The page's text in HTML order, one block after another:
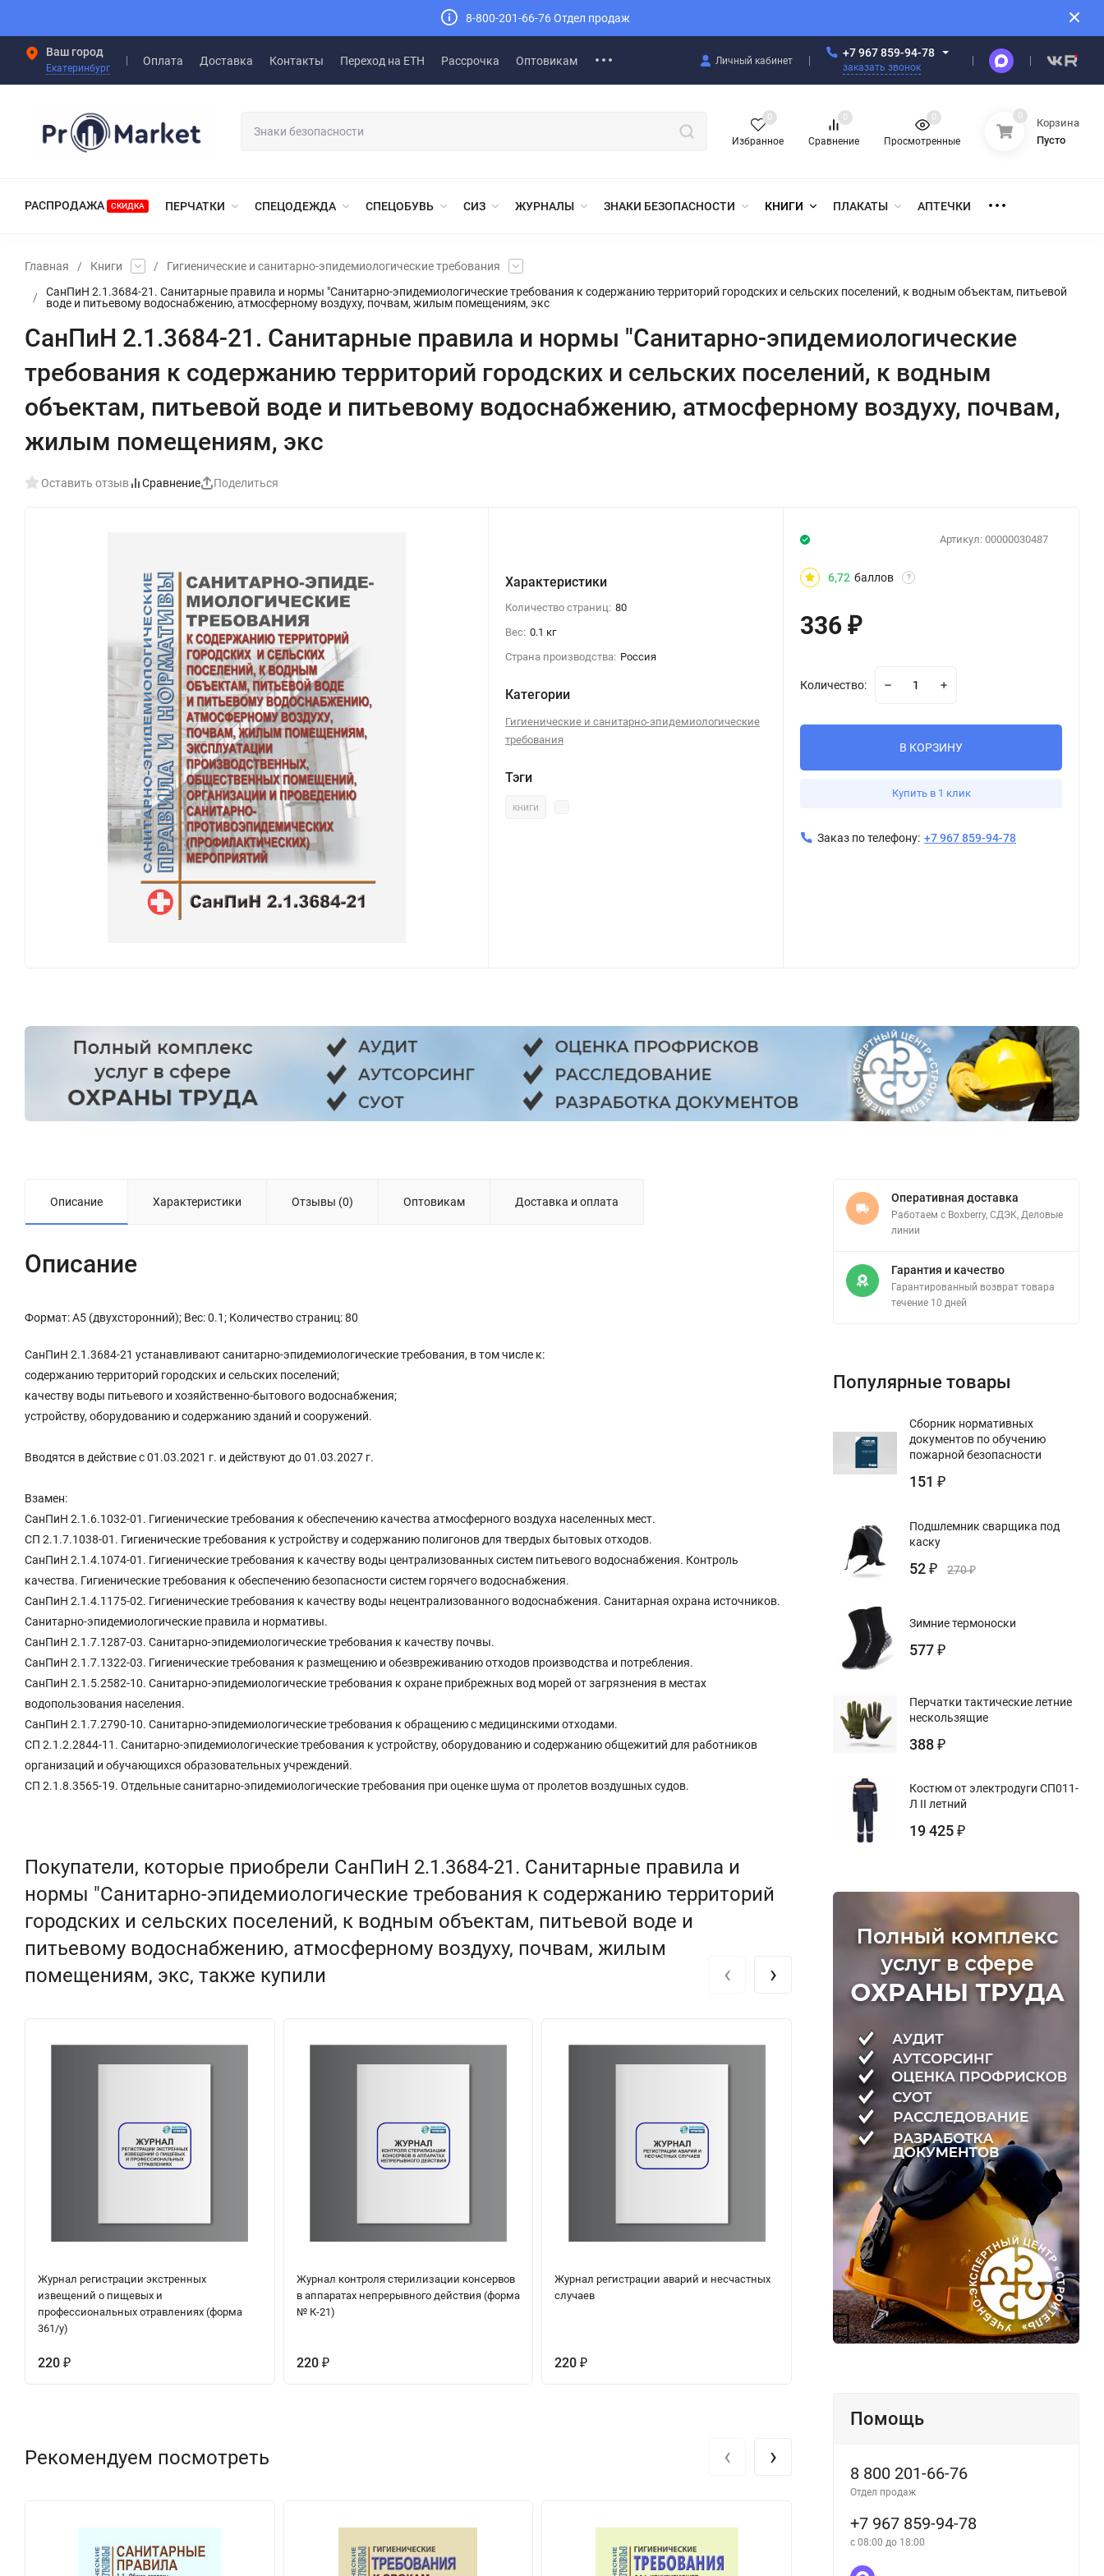
8-800-201-66-76 Отдел продаж
Ваш город
Екатеринбург
Оплата Доставка Контакты Переход на ЕТН Рассрочка Оптовикам Личный кабинет
+7 967 859-94-78
заказать звонок
Избранное
0
Сравнение
0
Просмотренные
0 0
Корзина
Пусто
РАСПРОДАЖА СКИДКА ПЕРЧАТКИ СПЕЦОДЕЖДА СПЕЦОБУВЬ СИЗ ЖУРНАЛЫ ЗНАКИ БЕЗОПАСНОСТИ КНИГИ ПЛАКАТЫ АПТЕЧКИ
Главная / Книги / Гигиенические и санитарно-эпидемиологические требования
/
СанПиН 2.1.3684-21. Санитарные правила и нормы "Санитарно-эпидемиологические требования к содержанию территорий городских и сельских поселений, к водным объектам, питьевой
воде и питьевому водоснабжению, атмосферному воздуху, почвам, жилым помещениям, экс
СанПиН 2.1.3684-21. Санитарные правила и нормы "Санитарно-эпидемиологические
требования к содержанию территорий городских и сельских поселений, к водным
объектам, питьевой воде и питьевому водоснабжению, атмосферному воздуху, почвам,
жилым помещениям, экс
Оставить отзыв Сравнение Поделиться
Характеристики
Количество страниц: 80
Вес: 0.1 кг
Страна производства: Россия
Категории
Гигиенические и санитарно-эпидемиологические
требования
Тэги
книги
Артикул: 00000030487
6,72 баллов ?
336₽
Количество:
В КОРЗИНУ
Купить в 1 клик
Заказ по телефону: +7 967 859-94-78
Описание Характеристики Отзывы (0) Оптовикам Доставка и оплата
Описание
Формат: А5 (двухсторонний); Вес: 0.1; Количество страниц: 80
СанПиН 2.1.3684-21 устанавливают санитарно-эпидемиологические требования, в том числе к:
содержанию территорий городских и сельских поселений;
качеству воды питьевого и хозяйственно-бытового водоснабжения;
устройству, оборудованию и содержанию зданий и сооружений.
Вводятся в действие с 01.03.2021 г. и действуют до 01.03.2027 г.
Взамен:
СанПиН 2.1.6.1032-01. Гигиенические требования к обеспечению качества атмосферного воздуха населенных мест.
СП 2.1.7.1038-01. Гигиенические требования к устройству и содержанию полигонов для твердых бытовых отходов.
СанПиН 2.1.4.1074-01. Гигиенические требования к качеству воды централизованных систем питьевого водоснабжения. Контроль
качества. Гигиенические требования к обеспечению безопасности систем горячего водоснабжения.
СанПиН 2.1.4.1175-02. Гигиенические требования к качеству воды нецентрализованного водоснабжения. Санитарная охрана источников.
Санитарно-эпидемиологические правила и нормативы.
СанПиН 2.1.7.1287-03. Санитарно-эпидемиологические требования к качеству почвы.
СанПиН 2.1.7.1322-03. Гигиенические требования к размещению и обезвреживанию отходов производства и потребления.
СанПиН 2.1.5.2582-10. Санитарно-эпидемиологические требования к охране прибрежных вод морей от загрязнения в местах
водопользования населения.
СанПиН 2.1.7.2790-10. Санитарно-эпидемиологические требования к обращению с медицинскими отходами.
СП 2.1.2.2844-11. Санитарно-эпидемиологические требования к устройству, оборудованию и содержанию общежитий для работников
организаций и обучающихся образовательных учреждений.
СП 2.1.8.3565-19. Отдельные санитарно-эпидемиологические требования при оценке шума от пролетов воздушных судов.
Покупатели, которые приобрели СанПиН 2.1.3684-21. Санитарные правила и
нормы "Санитарно-эпидемиологические требования к содержанию территорий
городских и сельских поселений, к водным объектам, питьевой воде и
питьевому водоснабжению, атмосферному воздуху, почвам, жилым
помещениям, экс, также купили
Журнал регистрации экстренных
извещений о пищевых и
профессиональных отравлениях (форма
361/у)
220 ₽
Журнал контроля стерилизации консервов
в аппаратах непрерывного действия (форма
№ К-21)
220 ₽
Журнал регистрации аварий и несчастных
случаев
220₽
Журнал вирусологических исследований
(сельхозучет, форма N 13-вет)
‹ ›
Рекомендуем посмотреть ‹ ›
Оперативная доставка
Работаем с Boxberry, СДЭК, Деловые
линии
Гарантия и качество
Гарантированный возврат товара
течение 10 дней
Популярные товары
Сборник нормативных
документов по обучению
пожарной безопасности
151 ₽
Подшлемник сварщика под
каску
52 ₽ 270₽
Зимние термоноски
577 ₽
Перчатки тактические летние
нескользящие
388 ₽
Костюм от электродуги СП011-
Л II летний
19 425 ₽
Помощь
8 800 201-66-76
Отдел продаж
+7 967 859-94-78
с 08:00 до 18:00